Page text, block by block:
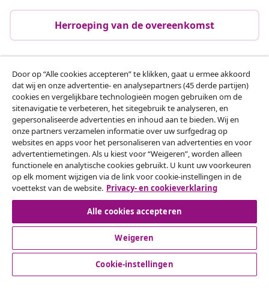
Herroeping van de overeenkomst
Klantenservice
Zakelijk
vidaXL
Ontdek meer
© 2008-2026 vidaXL www.vidaxl.nl is een website van vidaXL
Door op “Alle cookies accepteren” te klikken, gaat u ermee akkoord
dat wij en onze advertentie- en analysepartners (45 derde partijen)
cookies en vergelijkbare technologieën mogen gebruiken om de
sitenavigatie te verbeteren, het sitegebruik te analyseren, en
gepersonaliseerde advertenties en inhoud aan te bieden. Wij en
onze partners verzamelen informatie over uw surfgedrag op
websites en apps voor het personaliseren van advertenties en voor
advertentiemetingen. Als u kiest voor “Weigeren”, worden alleen
functionele en analytische cookies gebruikt. U kunt uw voorkeuren
op elk moment wijzigen via de link voor cookie-instellingen in de
voettekst van de website. Privacy- en cookieverklaring
Alle cookies accepteren
Weigeren
Cookie-instellingen